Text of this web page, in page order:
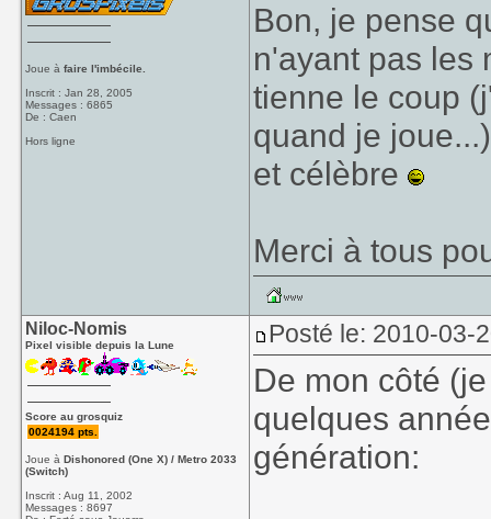
Joue àfaire l'imbécile.
Inscrit : Jan 28, 2005
Messages : 6865
De : Caen
Hors ligne
Bon, je pense
n'ayant pas les
tienne le coup
quand je
et célèbre
Merci à tous
Niloc-Nomis
Pixel visible depuis la Lune
Score au grosquiz
0024194 pts.
Joue àDishonored (One X) / Metro 2033
(Switch)
Inscrit : Aug 11, 2002
Messages : 8697
Posté le: 2010-03-
De mon côté
quelques
génération: